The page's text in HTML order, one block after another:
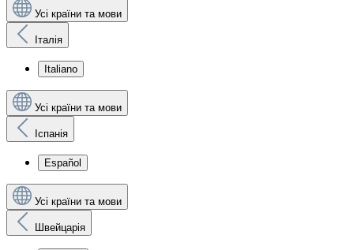
Усі країни та мови
Італія
Italiano
Усі країни та мови
Іспанія
Español
Усі країни та мови
Швейцарія